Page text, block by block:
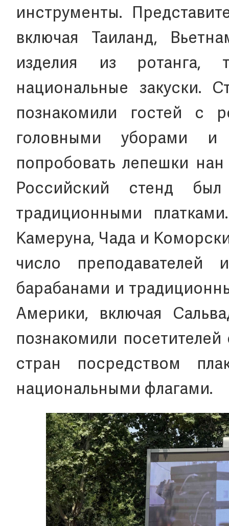
инструменты.
включая Таиланд,
изделия из ротанга,
национальные закуски.
познакомили гостей с
головными уборами
попробовать лепешки
Российский стенд
традиционными
Камеруна, Чада и
число преподавателей
барабанами и
Америки, включая
познакомили
стран посредством
национальными флагами.